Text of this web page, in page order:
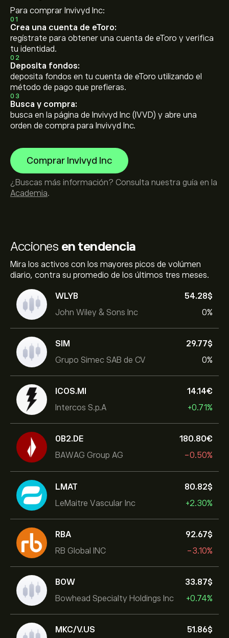
Acciones en tendencia
Mira los activos con los mayores picos de volúmen
diario, contra su promedio de los últimos tres meses.
WLYB
John Wiley & Sons Inc
54.28‎$‎
0%
SIM
Grupo Simec SAB de CV
29.77‎$‎
0%
ICOS.MI
Intercos S.p.A
14.14‎€‎
+0.71%
0B2.DE
BAWAG Group AG
180.80‎€‎
-0.50%
LMAT
LeMaitre Vascular Inc
80.82‎$‎
+2.30%
RBA
RB Global INC
92.67‎$‎
-3.10%
BOW
Bowhead Specialty Holdings Inc
33.87‎$‎
+0.74%
MKC/V.US
51.86‎$‎
Para comprar Invivyd Inc:
01
Crea una cuenta de eToro:
regístrate para obtener una cuenta de eToro y verifica
tu identidad.
02
Deposita fondos:
deposita fondos en tu cuenta de eToro utilizando el
método de pago que prefieras.
03
Busca y compra:
busca en la página de Invivyd Inc (IVVD) y abre una
orden de compra para Invivyd Inc.
Comprar Invivyd Inc
¿Buscas más información? Consulta nuestra guía en la
Academia.